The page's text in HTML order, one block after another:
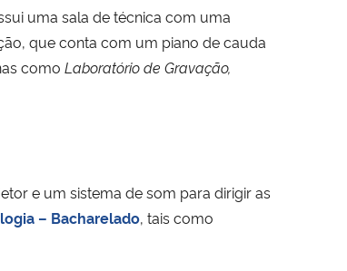
uma sala de técnica com uma
que conta com um piano de cauda
como Laboratório de Gravação,
e um sistema de som para dirigir as
– Bacharelado, tais como